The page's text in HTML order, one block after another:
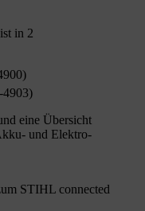
in 2
eine Übersicht
und Elektro-
STIHL connected